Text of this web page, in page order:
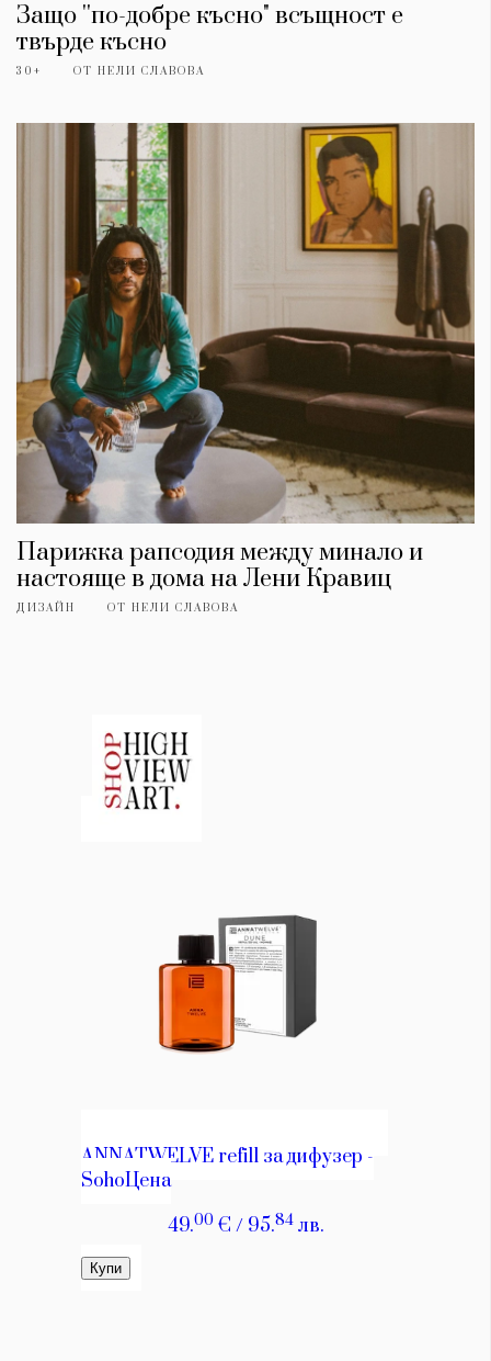
Защо ''по-добре късно" всъщност е
твърде късно
30+ ОТ НЕЛИ СЛАВОВА
Парижка рапсодия между минало и
настояще в дома на Лени Кравиц
ДИЗАЙН ОТ НЕЛИ СЛАВОВА